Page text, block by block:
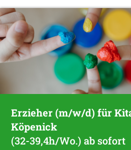
Erzieher (m/w/d) für
Köpenick
(32-39,4h/Wo.) ab sofort